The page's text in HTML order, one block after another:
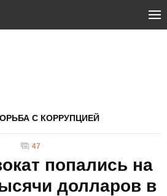
С КОРРУПЦИЕЙ
47
попались на
долларов в